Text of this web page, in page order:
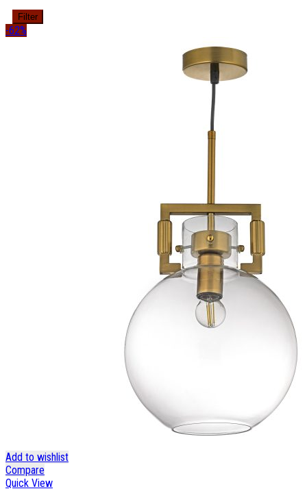
Filter
-62%
Add to wishlist
Compare
Quick View